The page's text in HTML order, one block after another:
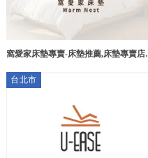
窩愛家床墊專賣-床墊推薦,床墊專賣店,
墊
台北市